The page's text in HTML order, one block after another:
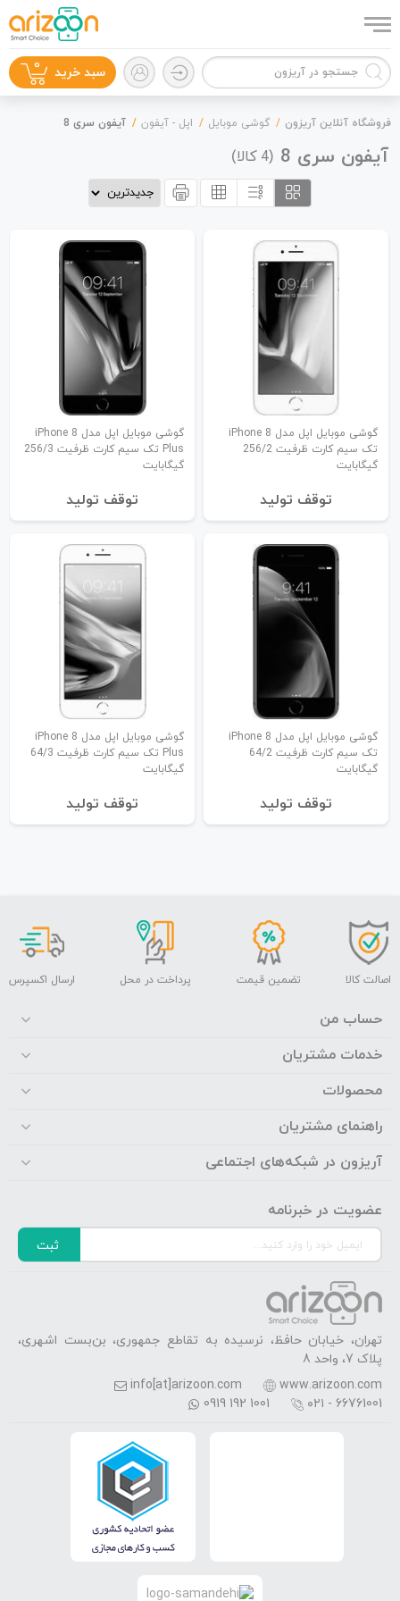
لوازم جانبی
سبد خرید 0
فروشگاه آنلاین آریزون گوشی موبایل اپل - آیفون آیفون سری 8
آیفون سری 8 (
4 کالا)
گوشی موبایل اپل مدل iPhone 8
تک سیم کارت ظرفیت 256/2
گیگابایت
توقف تولید
گوشی موبایل اپل مدل iPhone 8
Plus تک سیم کارت ظرفیت 256/3
گیگابایت
توقف تولید
گوشی موبایل اپل مدل iPhone 8
تک سیم کارت ظرفیت 64/2
گیگابایت
توقف تولید
گوشی موبایل اپل مدل iPhone 8
Plus تک سیم کارت ظرفیت 64/3
گیگابایت
توقف تولید
اصالت کالا تضمین قیمت پرداخت در محل ارسال اکسپرس
حساب من
خدمات مشتریان
محصولات
راهنمای مشتریان
آریزون در شبکه‌های اجتماعی
عضویت در خبرنامه
ثبت
تهران، خیابان حافظ، نرسیده به تقاطع جمهوری، بن‌بست اشهری،
پلاک 7، واحد 8
www.arizoon.com
info[at]arizoon.com
۰۲۱ - 66761001
0919 192 1001